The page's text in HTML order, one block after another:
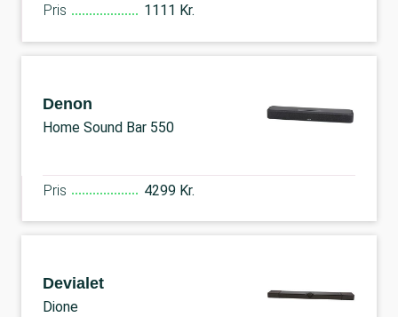
Pris 1111 Kr.
Denon
Home Sound Bar 550
Pris 4299 Kr.
Devialet
Dione